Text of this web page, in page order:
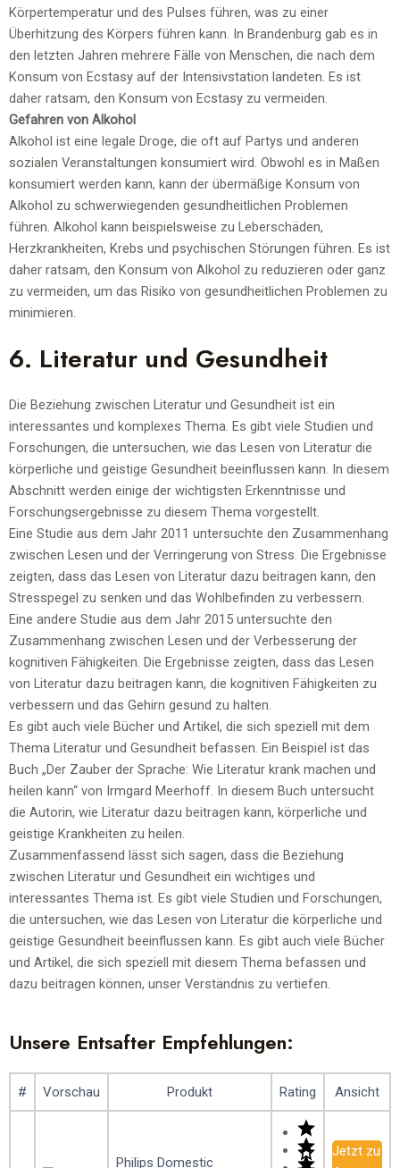
Körpertemperatur und des Pulses führen, was zu einer
Überhitzung des Körpers führen kann. In Brandenburg gab es in
den letzten Jahren mehrere Fälle von Menschen, die nach dem
Konsum von Ecstasy auf der Intensivstation landeten. Es ist
daher ratsam, den Konsum von Ecstasy zu vermeiden.
Gefahren von Alkohol
Alkohol ist eine legale Droge, die oft auf Partys und anderen
sozialen Veranstaltungen konsumiert wird. Obwohl es in Maßen
konsumiert werden kann, kann der übermäßige Konsum von
Alkohol zu schwerwiegenden gesundheitlichen Problemen
führen. Alkohol kann beispielsweise zu Leberschäden,
Herzkrankheiten, Krebs und psychischen Störungen führen. Es ist
daher ratsam, den Konsum von Alkohol zu reduzieren oder ganz
zu vermeiden, um das Risiko von gesundheitlichen Problemen zu
minimieren.
6. Literatur und Gesundheit
Die Beziehung zwischen Literatur und Gesundheit ist ein
interessantes und komplexes Thema. Es gibt viele Studien und
Forschungen, die untersuchen, wie das Lesen von Literatur die
körperliche und geistige Gesundheit beeinflussen kann. In diesem
Abschnitt werden einige der wichtigsten Erkenntnisse und
Forschungsergebnisse zu diesem Thema vorgestellt.
Eine Studie aus dem Jahr 2011 untersuchte den Zusammenhang
zwischen Lesen und der Verringerung von Stress. Die Ergebnisse
zeigten, dass das Lesen von Literatur dazu beitragen kann, den
Stresspegel zu senken und das Wohlbefinden zu verbessern.
Eine andere Studie aus dem Jahr 2015 untersuchte den
Zusammenhang zwischen Lesen und der Verbesserung der
kognitiven Fähigkeiten. Die Ergebnisse zeigten, dass das Lesen
von Literatur dazu beitragen kann, die kognitiven Fähigkeiten zu
verbessern und das Gehirn gesund zu halten.
Es gibt auch viele Bücher und Artikel, die sich speziell mit dem
Thema Literatur und Gesundheit befassen. Ein Beispiel ist das
Buch „Der Zauber der Sprache: Wie Literatur krank machen und
heilen kann“ von Irmgard Meerhoff. In diesem Buch untersucht
die Autorin, wie Literatur dazu beitragen kann, körperliche und
geistige Krankheiten zu heilen.
Zusammenfassend lässt sich sagen, dass die Beziehung
zwischen Literatur und Gesundheit ein wichtiges und
interessantes Thema ist. Es gibt viele Studien und Forschungen,
die untersuchen, wie das Lesen von Literatur die körperliche und
geistige Gesundheit beeinflussen kann. Es gibt auch viele Bücher
und Artikel, die sich speziell mit diesem Thema befassen und
dazu beitragen können, unser Verständnis zu vertiefen.
Unsere Entsafter Empfehlungen:
# Vorschau Produkt Rating Ansicht
Philips Domestic
Jetzt zu